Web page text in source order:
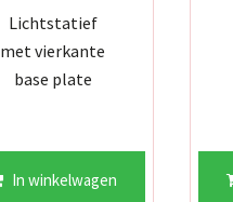
prijs
was:
€229,35.
Lichtstatief
met vierkante
base plate
In winkelwagen